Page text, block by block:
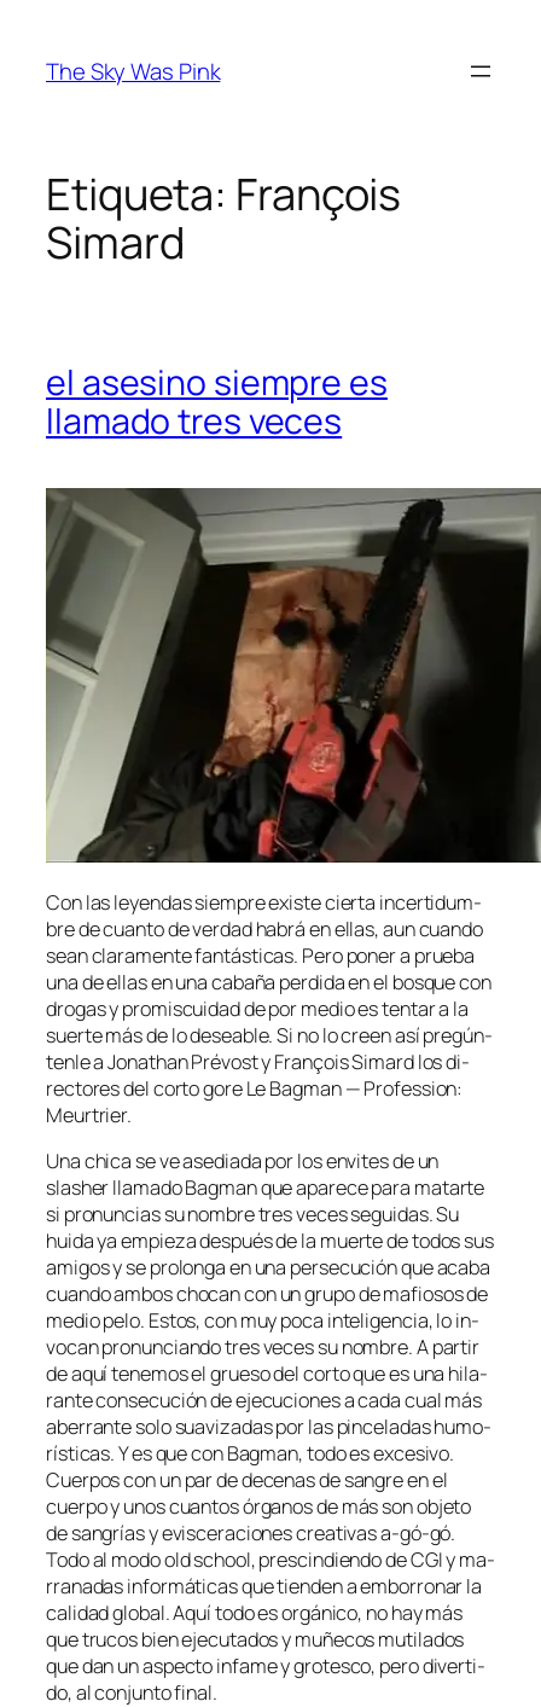
contenido
The Sky Was Pink
Etiqueta: François
Simard
el asesino siempre es
llamado tres veces
Con las le­yen­das siem­pre exis­te cier­ta in­cer­ti­dum­
bre de cuan­to de ver­dad ha­brá en ellas, aun cuan­do
sean cla­ra­men­te fan­tás­ti­cas. Pero po­ner a prue­ba
una de ellas en una ca­ba­ña per­di­da en el bos­que con
dro­gas y pro­mis­cui­dad de por me­dio es ten­tar a la
suer­te más de lo de­sea­ble. Si no lo creen así pre­gún­
ten­le a Jonathan Prévost y François Simard los di­
rec­to­res del cor­to go­re Le Bagman — Profession:
Meurtrier.
Una chi­ca se ve ase­dia­da por los en­vi­tes de un
slasher lla­ma­do Bagman que apa­re­ce pa­ra ma­tar­te
si pro­nun­cias su nom­bre tres ve­ces se­gui­das. Su
hui­da ya em­pie­za des­pués de la muer­te de to­dos sus
ami­gos y se pro­lon­ga en una per­se­cu­ción que aca­ba
cuan­do am­bos cho­can con un gru­po de ma­fio­sos de
me­dio pe­lo. Estos, con muy po­ca in­te­li­gen­cia, lo in­
vo­can pro­nun­cian­do tres ve­ces su nom­bre. A par­tir
de aquí te­ne­mos el grue­so del cor­to que es una hi­la­
ran­te con­se­cu­ción de eje­cu­cio­nes a ca­da cual más
abe­rran­te so­lo sua­vi­za­das por las pin­ce­la­das hu­mo­
rís­ti­cas. Y es que con Bagman, to­do es ex­ce­si­vo.
Cuerpos con un par de de­ce­nas de san­gre en el
cuer­po y unos cuan­tos ór­ga­nos de más son ob­je­to
de san­grías y evis­ce­ra­cio­nes crea­ti­vas a‑gó-gó.
Todo al mo­do old school, pres­cin­dien­do de CGI y ma­
rra­na­das in­for­má­ti­cas que tien­den a em­bo­rro­nar la
ca­li­dad glo­bal. Aquí to­do es or­gá­ni­co, no hay más
que tru­cos bien eje­cu­ta­dos y mu­ñe­cos mu­ti­la­dos
que dan un as­pec­to in­fa­me y gro­tes­co, pe­ro di­ver­ti­
do, al con­jun­to final.